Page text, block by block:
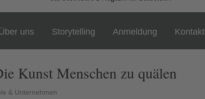
uns Storytelling Anmeldung Kontakt
Kunst Menschen zu quälen
& Unternehmen